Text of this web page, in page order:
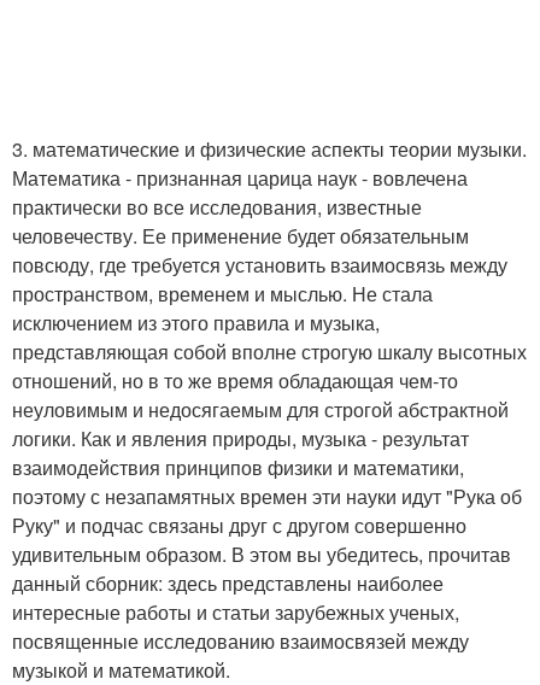
3. математические и физические аспекты теории музыки.
Математика - признанная царица наук - вовлечена
практически во все исследования, известные
человечеству. Ее применение будет обязательным
повсюду, где требуется установить взаимосвязь между
пространством, временем и мыслью. Не стала
исключением из этого правила и музыка,
представляющая собой вполне строгую шкалу высотных
отношений, но в то же время обладающая чем-то
неуловимым и недосягаемым для строгой абстрактной
логики. Как и явления природы, музыка - результат
взаимодействия принципов физики и математики,
поэтому с незапамятных времен эти науки идут "Рука об
Руку" и подчас связаны друг с другом совершенно
удивительным образом. В этом вы убедитесь, прочитав
данный сборник: здесь представлены наиболее
интересные работы и статьи зарубежных ученых,
посвященные исследованию взаимосвязей между
музыкой и математикой.